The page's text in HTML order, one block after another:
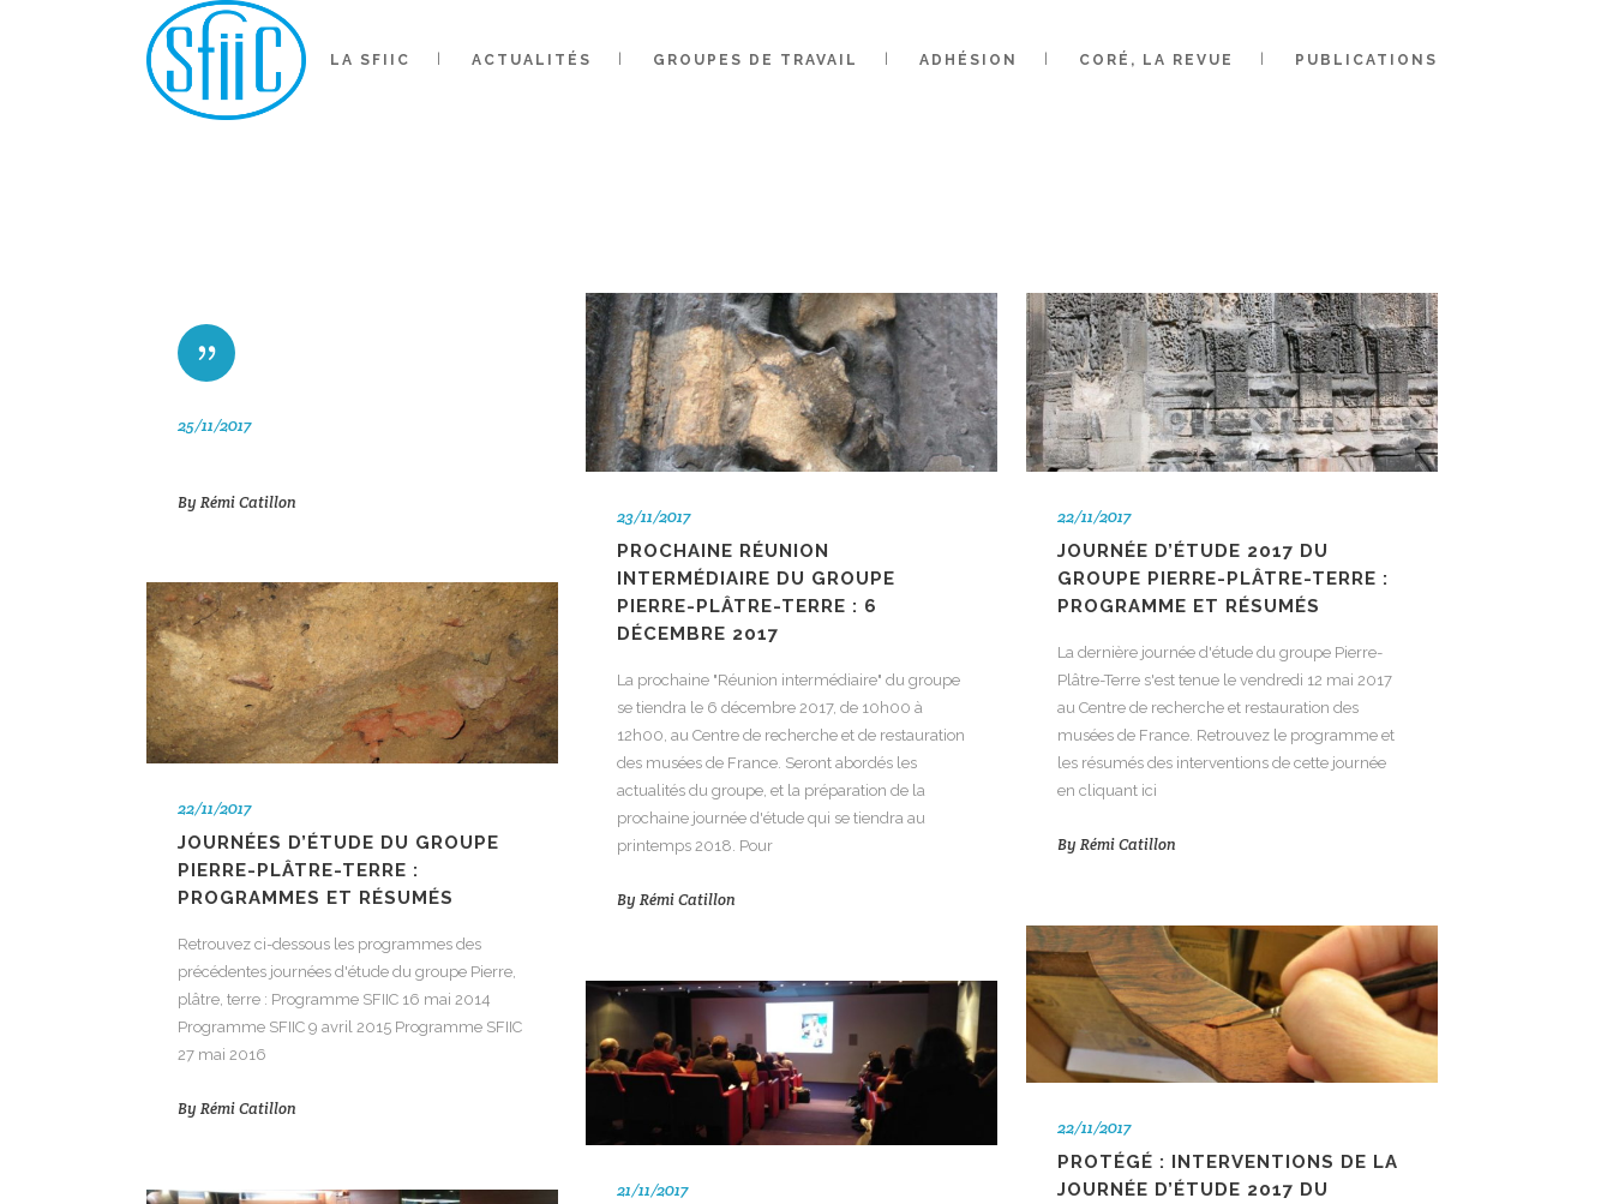
LA SFIIC ACTUALITÉS GROUPES DE TRAVAIL ADHÉSION CORÉ, LA REVUE PUBLICATIONS
25/11/2017
By Rémi Catillon
23/11/2017
PROCHAINE RÉUNION
INTERMÉDIAIRE DU GROUPE
PIERRE-PLÂTRE-TERRE : 6
DÉCEMBRE 2017
La prochaine "Réunion intermédiaire" du groupe
se tiendra le 6 décembre 2017, de 10h00 à
12h00, au Centre de recherche et de restauration
des musées de France. Seront abordés les
actualités du groupe, et la préparation de la
prochaine journée d'étude qui se tiendra au
printemps 2018. Pour
By Rémi Catillon
22/11/2017
JOURNÉE D’ÉTUDE 2017 DU
GROUPE PIERRE-PLÂTRE-TERRE :
PROGRAMME ET RÉSUMÉS
La dernière journée d'étude du groupe Pierre-
Plâtre-Terre s'est tenue le vendredi 12 mai 2017
au Centre de recherche et restauration des
musées de France. Retrouvez le programme et
les résumés des interventions de cette journée
en cliquant ici
By Rémi Catillon
22/11/2017
JOURNÉES D’ÉTUDE DU GROUPE
PIERRE-PLÂTRE-TERRE :
PROGRAMMES ET RÉSUMÉS
Retrouvez ci-dessous les programmes des
précédentes journées d'étude du groupe Pierre,
plâtre, terre : Programme SFIIC 16 mai 2014
Programme SFIIC 9 avril 2015 Programme SFIIC
27 mai 2016
By Rémi Catillon
22/11/2017
PROTÉGÉ : INTERVENTIONS DE LA
JOURNÉE D’ÉTUDE 2017 DU
21/11/2017